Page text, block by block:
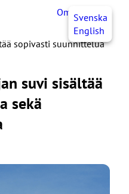
OmaJHLSvenska
English
sopivasti suunnittelua
suvi sisältää
sekä